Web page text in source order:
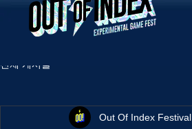
전체 게시물
Out Of Index Festival